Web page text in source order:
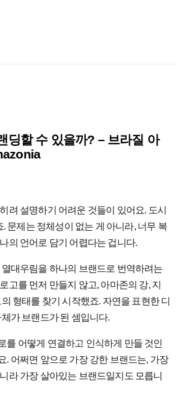
딩할 수 있을까? – 브라질 아
려 설명하기 어려운 것들이 있어요. 도시
. 문제는 정체성이 없는 게 아니라, 너무 복
의 언어로 담기 어렵다는 겁니다.
대우림을 하나의 브랜드로 번역하려는
로고를 먼저 만들지 않고, 아마존의 강, 지
형태를 찾기 시작했죠. 자연을 표현한 디
가 브랜드가 된 셈입니다.
를 어떻게 연결하고 인식하게 만들 것인
. 어쩌면 앞으로 가장 강한 브랜드는, 가장
라 가장 살아있는 브랜드일지도 모릅니